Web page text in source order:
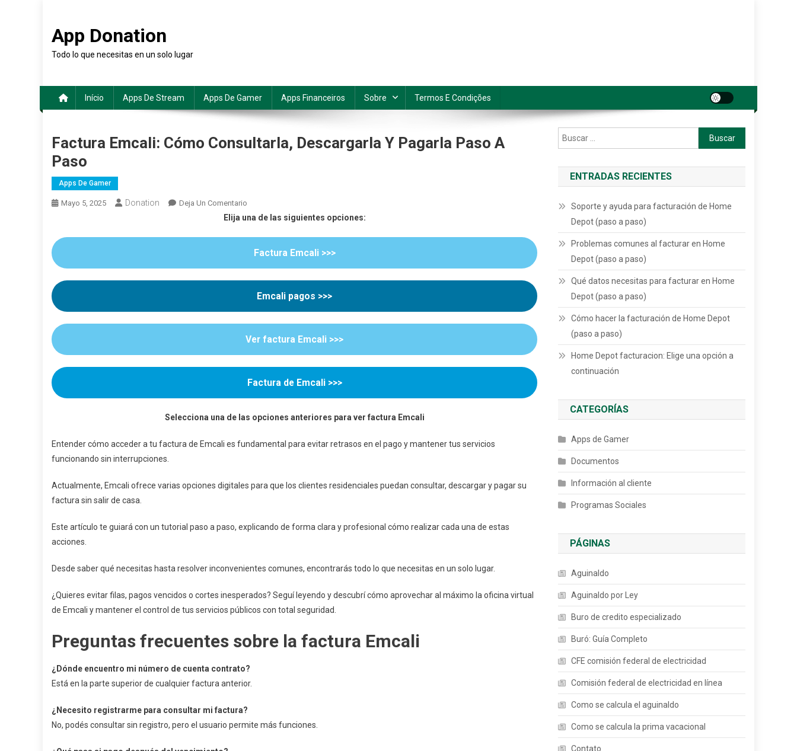
contenido
App Donation
Todo lo que necesitas en un solo lugar
Início Apps De Stream Apps De Gamer Apps Financeiros Sobre Termos E Condições
Factura Emcali: Cómo Consultarla, Descargarla Y Pagarla Paso A
Paso
Apps De Gamer
Mayo 5, 2025 Donation Deja Un Comentario
Factura
Consultarla,
Descargarla
Pagarla
Paso
A
Paso
Elija una de las siguientes opciones:
Factura Emcali >>>
Emcali pagos >>>
Ver factura Emcali >>>
Factura de Emcali >>>
Selecciona una de las opciones anteriores para ver factura Emcali
Entender cómo acceder a tu factura de Emcali es fundamental para evitar retrasos en el pago y mantener tus servicios
funcionando sin interrupciones.
Actualmente, Emcali ofrece varias opciones digitales para que los clientes residenciales puedan consultar, descargar y pagar su
factura sin salir de casa.
Este artículo te guiará con un tutorial paso a paso, explicando de forma clara y profesional cómo realizar cada una de estas
acciones.
Desde saber qué necesitas hasta resolver inconvenientes comunes, encontrarás todo lo que necesitas en un solo lugar.
¿Quieres evitar filas, pagos vencidos o cortes inesperados? Seguí leyendo y descubrí cómo aprovechar al máximo la oficina virtual
de Emcali y mantener el control de tus servicios públicos con total seguridad.
Preguntas frecuentes sobre la factura Emcali
¿Dónde encuentro mi número de cuenta contrato?
Está en la parte superior de cualquier factura anterior.
¿Necesito registrarme para consultar mi factura?
No, podés consultar sin registro, pero el usuario permite más funciones.
Buscar:
ENTRADAS RECIENTES
Soporte y ayuda para facturación de Home
Depot (paso a paso)
Problemas comunes al facturar en Home
Depot (paso a paso)
Qué datos necesitas para facturar en Home
Depot (paso a paso)
Cómo hacer la facturación de Home Depot
(paso a paso)
Home Depot facturacion: Elige una opción a
continuación
CATEGORÍAS
Apps de Gamer
Documentos
Información al cliente
Programas Sociales
PÁGINAS
Aguinaldo
Aguinaldo por Ley
Buro de credito especializado
Buró: Guía Completo
CFE comisión federal de electricidad
Comisión federal de electricidad en línea
Como se calcula el aguinaldo
Como se calcula la prima vacacional
Contato